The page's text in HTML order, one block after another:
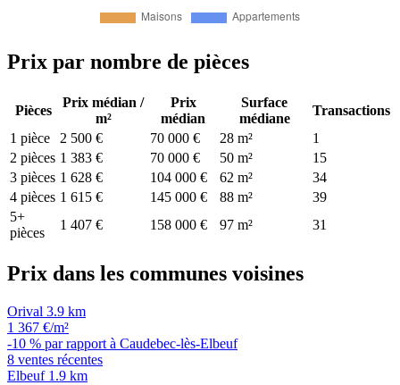
Prix par nombre de pièces
Pièces
Prix médian /
m²
Prix
médian
Surface
médiane
Transactions
1 pièce
2 500 € 70 000 € 28 m²
1
2 pièces 1 383 € 70 000 € 50 m²
15
3 pièces 1 628 € 104 000 € 62 m²
34
4 pièces 1 615 € 145 000 € 88 m²
39
5+
pièces
1 407 € 158 000 € 97 m² 31
Prix dans les communes voisines
Orival 3.9 km
1 367 €/m²
-10 % par rapport à Caudebec-lès-Elbeuf
8 ventes récentes
Elbeuf 1.9 km